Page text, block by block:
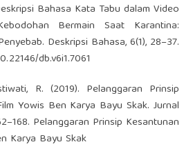
Bahasa Kata Tabu dalam Video
Bermain Saat Karantina:
Deskripsi Bahasa, 6(1), 28–37.
db.v6i1.7061
R. (2019). Pelanggaran Prinsip
Yowis Ben Karya Bayu Skak. Jurnal
Pelanggaran Prinsip Kesantunan
Karya Bayu Skak